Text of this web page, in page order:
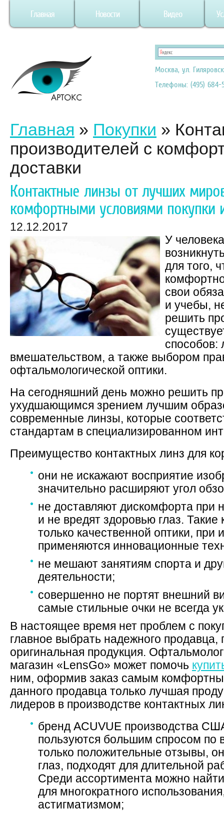
Главная Новости Видео
Москва, ул.
Телефоны: (495) 684-
Главная » Покупки »
производителей с
доставки
Контактные линзы от лучших
комфортными условиями покупки
12.12.2017
У
для того,
свои
и учебы,
решить
способов:
вмешательством, а также выбором
офтальмологической оптики.
На сегодняшний день можно решить
ухудшающимся зрением лучшим
современные линзы, которые
стандартам в специализированном
Преимущество контактных линз для
они не искажают восприятие
значительно расширяют угол
не доставляют дискомфорта при
и не вредят здоровью глаз. Такие
только качественной оптики, при
применяются инновационные
не мешают занятиям спорта и
деятельности;
совершенно не портят внешний
самые стильные очки не всегда
В настоящее время нет проблем с
главное выбрать надежного продавца,
оригинальная продукция.
магазин «LensGo» может помочь
ним, оформив заказ самым
данного продавца только лучшая
лидеров в производстве контактных
бренд ACUVUE производства
пользуются большим спросом по
только положительные отзывы,
глаз, подходят для длительной
Среди ассортимента можно
для многократного
астигматизмом;